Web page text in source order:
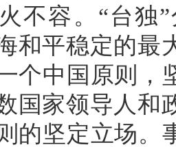
不容。“台独
和平稳定的最
个中国原则，
国家领导人
的坚定立场。